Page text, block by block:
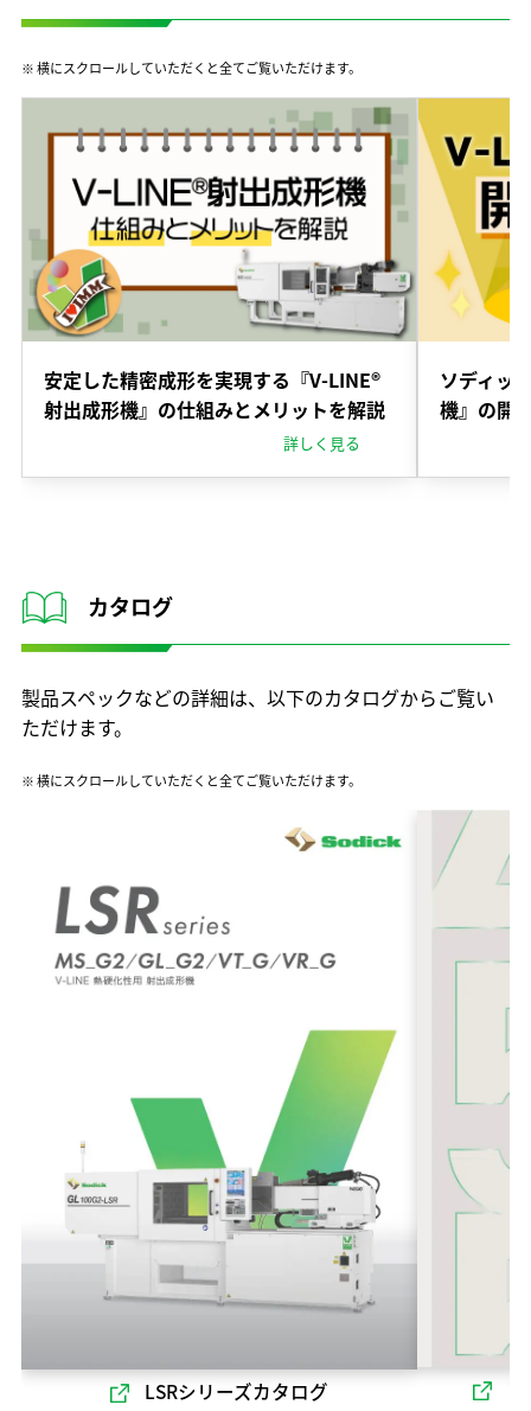
※ 横にスクロールしていただくと全てご覧いただけます。
安定した精密成形を実現する『V-LINE®
射出成形機』の仕組みとメリットを解説
詳しく見る
ソディッ
機』の開
カタログ
製品スペックなどの詳細は、以下のカタログからご覧い
ただけます。
※ 横にスクロールしていただくと全てご覧いただけます。
LSRシリーズカタログ